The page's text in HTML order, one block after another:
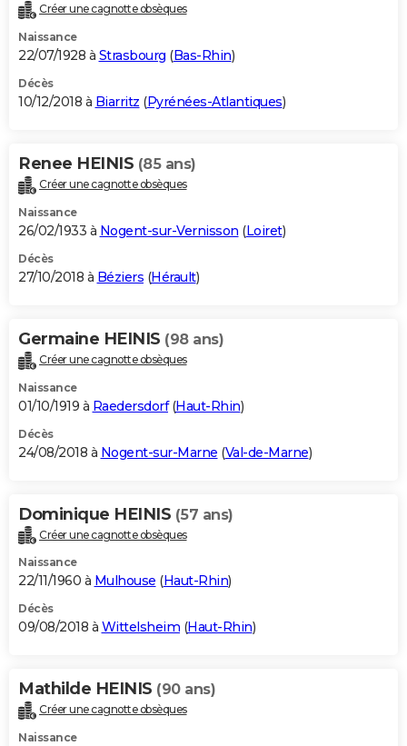
Créer une cagnotte obsèques
Naissance
22/07/1928 à Strasbourg (Bas-Rhin)
Décès
10/12/2018 à Biarritz (Pyrénées-Atlantiques)
Renee HEINIS (85 ans)
Créer une cagnotte obsèques
Naissance
26/02/1933 à Nogent-sur-Vernisson (Loiret)
Décès
27/10/2018 à Béziers (Hérault)
Germaine HEINIS (98 ans)
Créer une cagnotte obsèques
Naissance
01/10/1919 à Raedersdorf(Haut-Rhin)
Décès
24/08/2018 à Nogent-sur-Marne (Val-de-Marne)
Dominique HEINIS (57 ans)
Créer une cagnotte obsèques
Naissance
22/11/1960 à Mulhouse (Haut-Rhin)
Décès
09/08/2018 à Wittelsheim (Haut-Rhin)
Mathilde HEINIS (90 ans)
Créer une cagnotte obsèques
Naissance